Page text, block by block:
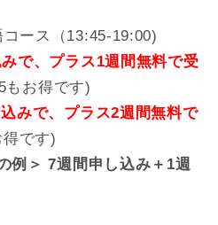
コース（13:45-19:00)
で、プラス1週間無料で受
もお得です)
みで、プラス2週間無料で
です)
例＞ 7週間申し込み＋1週